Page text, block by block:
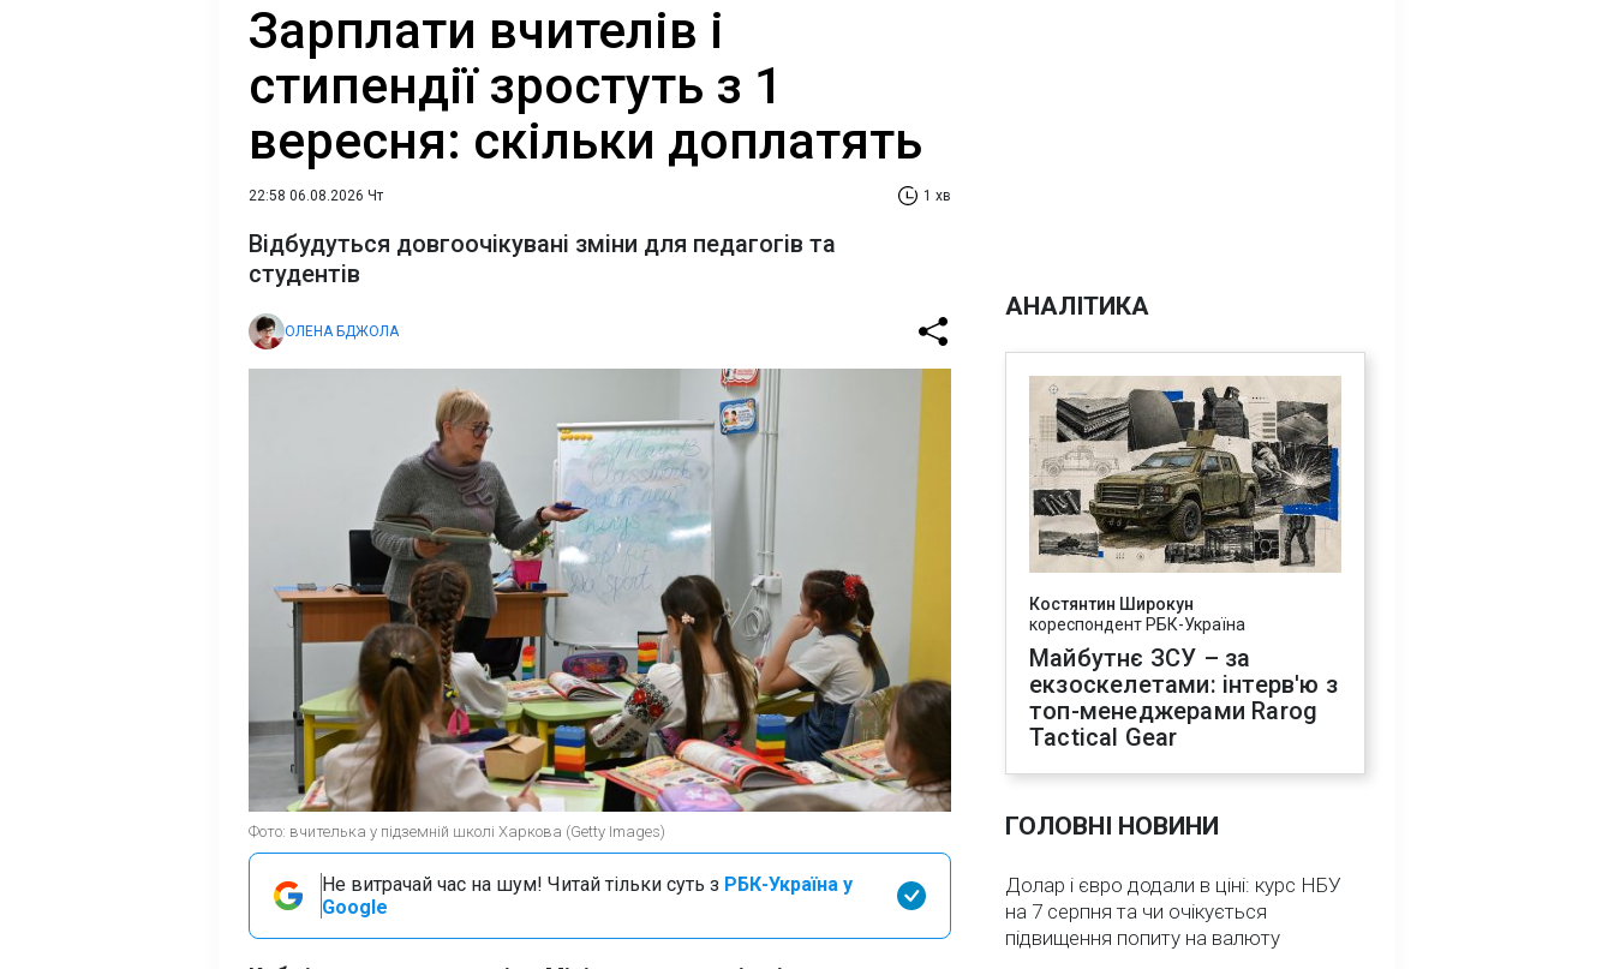
Зарплати вчителів і
стипендії зростуть з 1
вересня: скільки доплатять
22:58 06.08.2026 Чт 1 хв
Відбудуться довгоочікувані зміни для педагогів та
студентів
ОЛЕНА БДЖОЛА
Фото: вчителька у підземній школі Харкова (Getty Images)
Не витрачай час на шум! Читай тільки суть з РБК-Україна у
Google
АНАЛІТИКА
Костянтин Широкун
кореспондент РБК-Україна
Майбутнє ЗСУ – за
екзоскелетами: інтерв'ю з
топ-менеджерами Rarog
Tactical Gear
ГОЛОВНІ НОВИНИ
Долар і євро додали в ціні: курс НБУ
на 7 серпня та чи очікується
підвищення попиту на валюту